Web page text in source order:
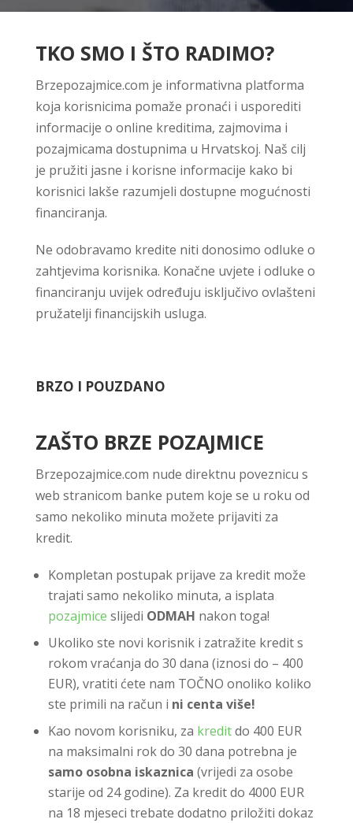
TKO SMO I ŠTO RADIMO?
Brzepozajmice.com je informativna platforma
koja korisnicima pomaže pronaći i usporediti
informacije o online kreditima, zajmovima i
pozajmicama dostupnima u Hrvatskoj. Naš cilj
je pružiti jasne i korisne informacije kako bi
korisnici lakše razumjeli dostupne mogućnosti
financiranja.
Ne odobravamo kredite niti donosimo odluke o
zahtjevima korisnika. Konačne uvjete i odluke o
financiranju uvijek određuju isključivo ovlašteni
pružatelji financijskih usluga.
BRZO I POUZDANO
ZAŠTO BRZE POZAJMICE
Brzepozajmice.com nude direktnu poveznicu s
web stranicom banke putem koje se u roku od
samo nekoliko minuta možete prijaviti za
kredit.
Kompletan postupak prijave za kredit može
trajati samo nekoliko minuta, a isplata
pozajmice slijedi ODMAH nakon toga!
Ukoliko ste novi korisnik i zatražite kredit s
rokom vraćanja do 30 dana (iznosi do – 400
EUR), vratiti ćete nam TOČNO onoliko koliko
ste primili na račun i ni centa više!
Kao novom korisniku, za kreditdo 400 EUR
na maksimalni rok do 30 dana potrebna je
samo osobna iskaznica (vrijedi za osobe
starije od 24 godine). Za kredit do 4000 EUR
na 18 mjeseci trebate dodatno priložiti dokaz